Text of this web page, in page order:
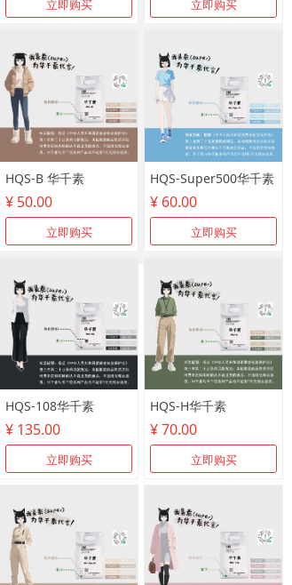
立即购买 立即购买
HQS-B 华千素
¥ 50.00
立即购买
HQS-Super500华千素
¥ 60.00
立即购买
HQS-108华千素
¥ 135.00
立即购买
HQS-H华千素
¥ 70.00
立即购买